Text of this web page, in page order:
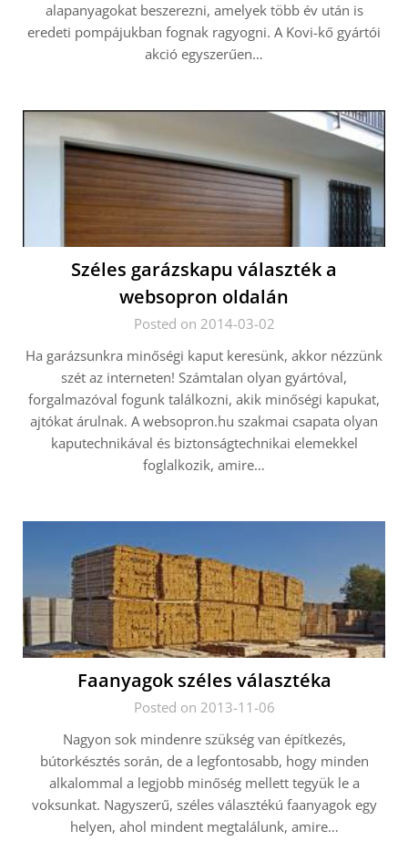
alapanyagokat beszerezni, amelyek több év után is
eredeti pompájukban fognak ragyogni. A Kovi-kő gyártói
akció egyszerűen…
Széles garázskapu választék a
websopron oldalán
Posted on 2014-03-02
Ha garázsunkra minőségi kaput keresünk, akkor nézzünk
szét az interneten! Számtalan olyan gyártóval,
forgalmazóval fogunk találkozni, akik minőségi kapukat,
ajtókat árulnak. A websopron.hu szakmai csapata olyan
kaputechnikával és biztonságtechnikai elemekkel
foglalkozik, amire…
Faanyagok széles választéka
Posted on 2013-11-06
Nagyon sok mindenre szükség van építkezés,
bútorkésztés során, de a legfontosabb, hogy minden
alkalommal a legjobb minőség mellett tegyük le a
voksunkat. Nagyszerű, széles választékú faanyagok egy
helyen, ahol mindent megtalálunk, amire…